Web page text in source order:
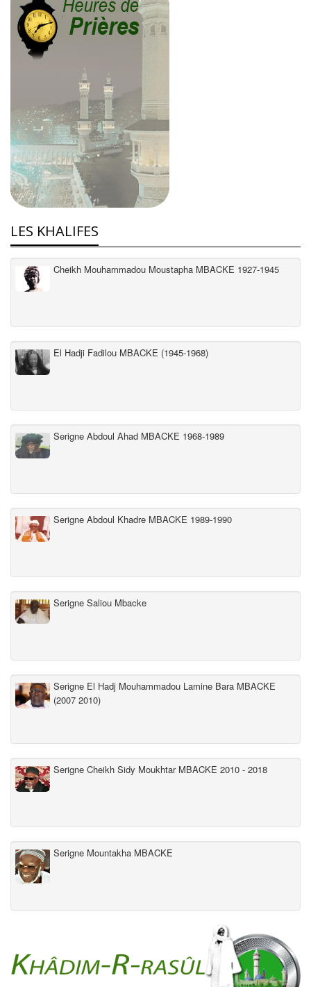
LES KHALIFES
Cheikh Mouhammadou Moustapha MBACKE 1927-1945
El Hadji Fadilou MBACKE (1945-1968)
Serigne Abdoul Ahad MBACKE 1968-1989
Serigne Abdoul Khadre MBACKE 1989-1990
Serigne Saliou Mbacke
Serigne El Hadj Mouhammadou Lamine Bara MBACKE
(2007 2010)
Serigne Cheikh Sidy Moukhtar MBACKE 2010 - 2018
Serigne Mountakha MBACKE